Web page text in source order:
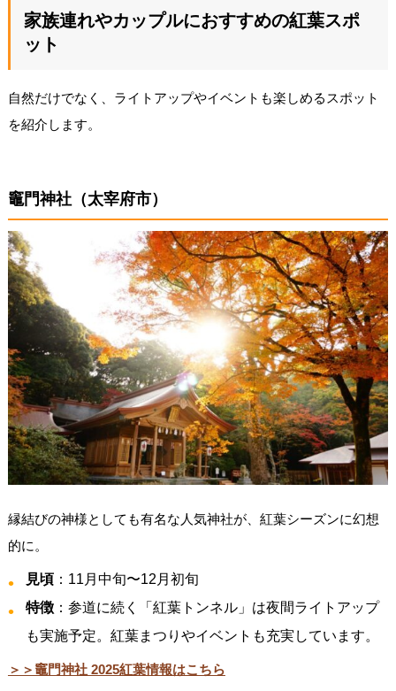
家族連れやカップルにおすすめの紅葉スポ
ット
自然だけでなく、ライトアップやイベントも楽しめるスポット
を紹介します。
竈門神社（太宰府市）
縁結びの神様としても有名な人気神社が、紅葉シーズンに幻想
的に。
見頃：11月中旬〜12月初旬
特徴：参道に続く「紅葉トンネル」は夜間ライトアップ
も実施予定。紅葉まつりやイベントも充実しています。
＞＞竈門神社 2025紅葉情報はこちら